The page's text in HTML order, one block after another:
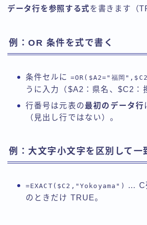
データ行を参照する式を書きます（
例：OR 条件を式で書く
条件セルに =OR($A2="福岡
うに入力（$A2：県名、$C2：
行番号は元表の最初のデータ行
（見出し行ではない）。
例：大文字小文字を区別して一
=EXACT($C2,"Yokoyama")
… C
のときだけ TRUE。